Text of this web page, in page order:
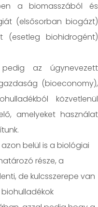
a biomasszából és
(elsősorban biogázt)
(esetleg biohidrogént)
az úgynevezett
(bioeconomy),
közvetlenül
amelyeket használat
belül is a biológiai
része, a
de kulcsszerepe van